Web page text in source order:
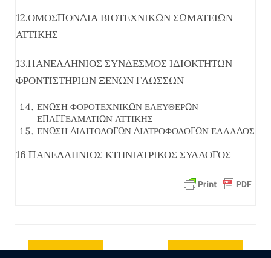
12.ΟΜΟΣΠΟΝΔΙΑ ΒΙΟΤΕΧΝΙΚΩΝ ΣΩΜΑΤΕΙΩΝ
ΑΤΤΙΚΗΣ
13.ΠΑΝΕΛΛΗΝΙΟΣ ΣΥΝΔΕΣΜΟΣ ΙΔΙΟΚΤΗΤΩΝ
ΦΡΟΝΤΙΣΤΗΡΙΩΝ ΞΕΝΩΝ ΓΛΩΣΣΩΝ
ΕΝΩΣΗ ΦΟΡΟΤΕΧΝΙΚΩΝ ΕΛΕΥΘΕΡΩΝ
ΕΠΑΓΓΕΛΜΑΤΙΩΝ ΑΤΤΙΚΗΣ
ΕΝΩΣΗ ΔΙΑΙΤΟΛΟΓΩΝ ΔΙΑΤΡΟΦΟΛΟΓΩΝ ΕΛΛΑΔΟΣ
16 ΠΑΝΕΛΛΗΝΙΟΣ ΚΤΗΝΙΑΤΡΙΚΟΣ ΣΥΛΛΟΓΟΣ